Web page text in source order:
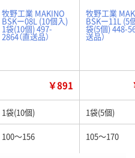
牧野工業 MAKINO
BSKー08L (10個入)
1袋(10個) 497-
2864（直送品）
牧野工業
BSKー11L (5
袋(5個) 448-
送品）
￥891
1袋(10個) 1袋(5個)
100～156 105～170